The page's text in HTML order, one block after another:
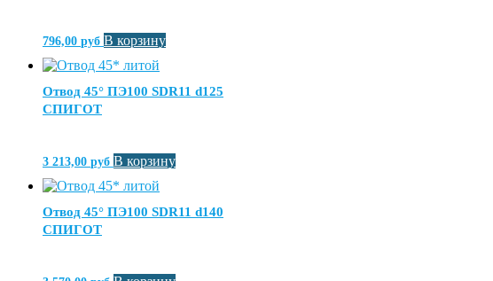
796,00 руб В корзину
Отвод 45° ПЭ100 SDR11 d125
СПИГОТ
3 213,00 руб В корзину
Отвод 45° ПЭ100 SDR11 d140
СПИГОТ